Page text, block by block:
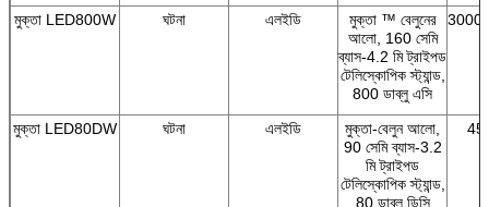
মুক্তা LED800W ঘটনা এলইডি
মুক্তা ™ বেলুনের
আলো, 160 সেমি
ব্যাস-4.2 মি ট্রাইপড
টেলিস্কোপিক স্ট্যান্ড,
800 ডাব্লু এসি
মুক্তা LED80DW ঘটনা এলইডি
মুক্তা-বেলুন আলো,
90 সেমি ব্যাস-3.2
মি ট্রাইপড
টেলিস্কোপিক স্ট্যান্ড,
80 ডাব্লু ডিসি